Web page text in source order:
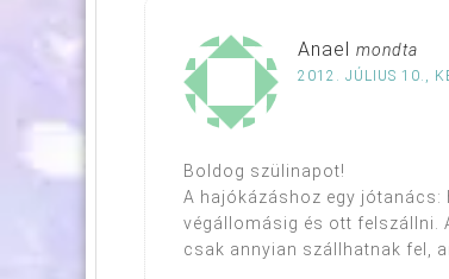
Anael mondta
2012. JÚLIUS 10.,
Boldog szülinapot!
A hajókázáshoz egy jótanács:
végállomásig és ott felszállni.
csak annyian szállhatnak fel,